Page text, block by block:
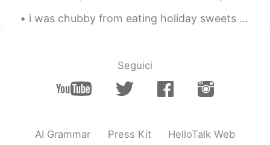
JP EN
JP EN
Today I made some fried rice for my son’s
lunch
i was chubby from eating holiday sweets last year but this pic of me and my son is too precious n...
Seguici
AI Grammar Press Kit HelloTalk Web